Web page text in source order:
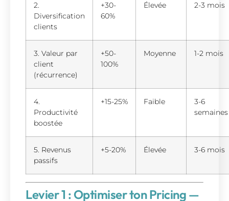
2.
Diversification
clients
+30-
60%
Élevée 2-3 mois
3. Valeur par
client
(récurrence)
+50-
100%
Moyenne 1-2 mois
4.
Productivité
boostée
+15-25% Faible
3-6
semaines
5. Revenus
passifs
+5-20% Élevée 3-6 mois
Levier 1 : Optimiser ton Pricing —